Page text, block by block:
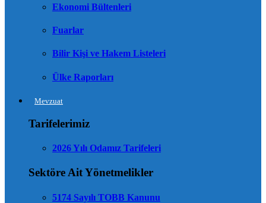
Ekonomi Bültenleri
Fuarlar
Bilir Kişi ve Hakem Listeleri
Ülke Raporları
Mevzuat
Tarifelerimiz
2026 Yılı Odamız Tarifeleri
Sektöre Ait Yönetmelikler
5174 Sayılı TOBB Kanunu